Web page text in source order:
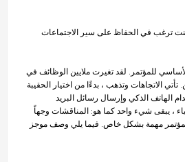
كنت ترغب في الحفاظ على سير الاجتماعات
للمؤتمر. لقد تغيرت ملايين الوظائف في
الاتجاهات وتذهب ، بدءًا من اختيار الحقيبة
الهاتف الذكي وإرسال رسائل البريد
، يبقى شيء واحد كما هو: المناقشات وجهاً
مهمة بشكل خاص. فيما يلي وصف موجز